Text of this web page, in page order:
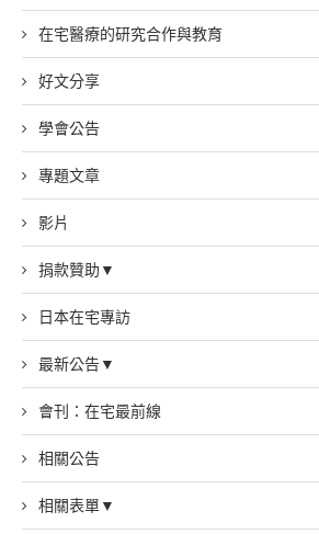
在宅醫療的研究合作與教育
好文分享
學會公告
專題文章
影片
捐款贊助▼
日本在宅專訪
最新公告▼
會刊：在宅最前線
相關公告
相關表單▼